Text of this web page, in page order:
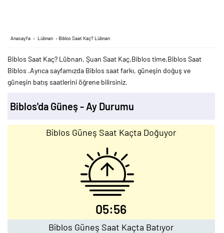
Anasayfa › Lübnan › Biblos Saat Kaç? Lübnan
Biblos Saat Kaç? Lübnan, Şuan Saat Kaç,Biblos time,Biblos Saat
Biblos .Ayrıca sayfamızda Biblos saat farkı, güneşin doğuş ve
güneşin batış saatlerini öğrene bilirsiniz.
Biblos'da Güneş - Ay Durumu
Biblos Güneş Saat Kaçta Doğuyor
05:56
Biblos Güneş Saat Kaçta Batıyor